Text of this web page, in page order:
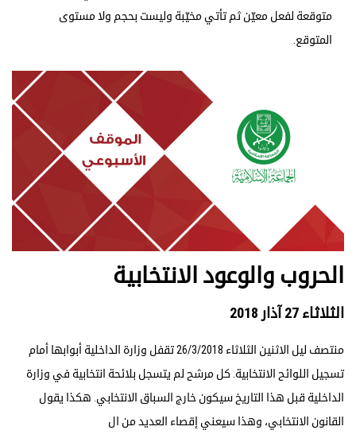
متوقعة لفعل معيّن ثم تأتي مخيّبة وليست بحجم ولا مستوى
المتوقع.
الحروب والوعود الانتخابية
الثلاثاء 27 آذار 2018
منتصف ليل الاثنين الثلاثاء 26/3/2018 تقفل وزارة الداخلية أبوابها أمام
تسجيل اللوائح الانتخابية. كل مرشح لم يتسجل بلائحة انتخابية في وزارة
الداخلية قبل هذا التاريخ سيكون خارج السباق الانتخابي. هكذا يقول
القانون الانتخابي، وهذا سيعني إقصاء العديد من ال